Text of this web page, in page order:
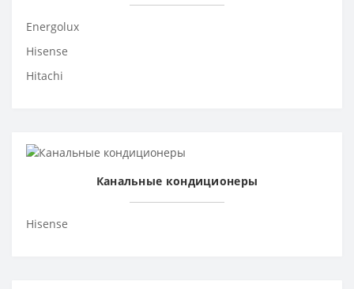
Energolux
Hisense
Hitachi
Канальные кондиционеры
Hisense